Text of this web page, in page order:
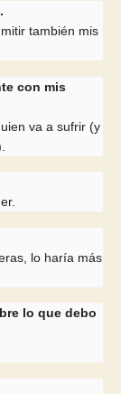
también mis
con mis
va a sufrir (y
lo haría más
lo que debo